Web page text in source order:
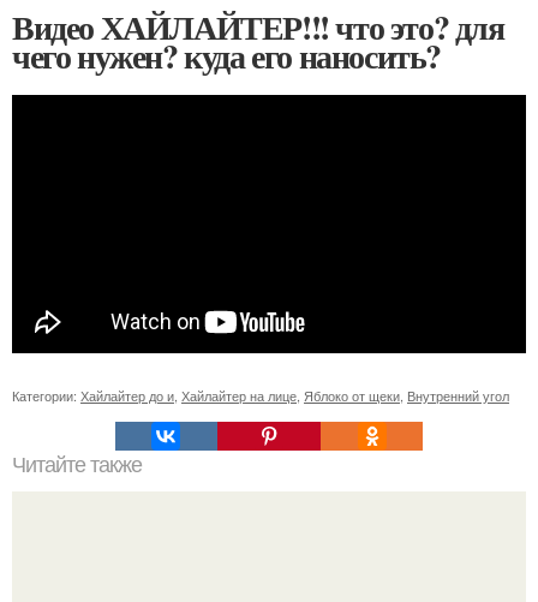
Видео ХАЙЛАЙТЕР!!! что это? для
чего нужен? куда его наносить?
Категории: Хайлайтер до и Хайлайтер на лице Яблоко от щеки Внутренний угол
Читайте также